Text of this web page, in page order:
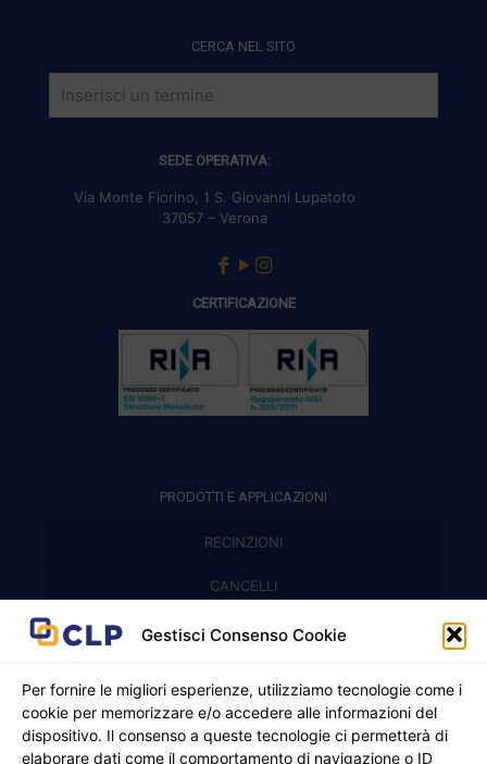
Gestisci Consenso Cookie
Per fornire le migliori esperienze, utilizziamo tecnologie come i
cookie per memorizzare e/o accedere alle informazioni del
dispositivo. Il consenso a queste tecnologie ci permetterà di
elaborare dati come il comportamento di navigazione o ID
CERCA NEL SITO
SEDE OPERATIVA:
Via Monte Fiorino, 1 S. Giovanni Lupatoto
37057 – Verona
CERTIFICAZIONE
PRODOTTI E APPLICAZIONI
RECINZIONI
Recinzioni modulari
Recinzioni a pannelli
CANCELLI
Cancelli prefabbricati
Cancelli in ferro battuto
Cancelli a due ante
APPLICAZIONI
Griglie e chiusini
Inferriate